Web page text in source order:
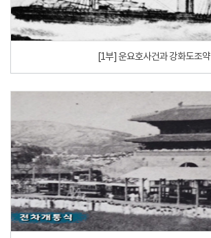
[1부] 운요호사건과 강화도조약